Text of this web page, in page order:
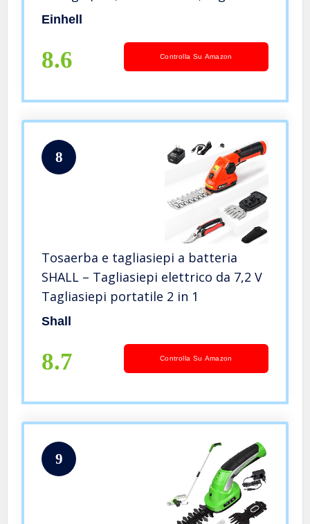
200 mm, passo denti 8 mm, incl.
caricabatteria)
Einhell
8.6 Controlla Su Amazon
8
Tosaerba e tagliasiepi a batteria
SHALL – Tagliasiepi elettrico da 7,2 V
Tagliasiepi portatile 2 in 1
Shall
8.7 Controlla Su Amazon
9